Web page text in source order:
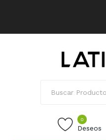
0
Deseos